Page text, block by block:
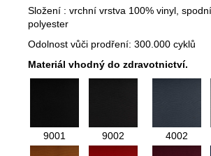
Složení : vrchní vrstva 100% vinyl,
polyester
Odolnost vůči prodření: 300.000 cyklů
Materiál vhodný do zdravotnictví.
9001 9002 4002